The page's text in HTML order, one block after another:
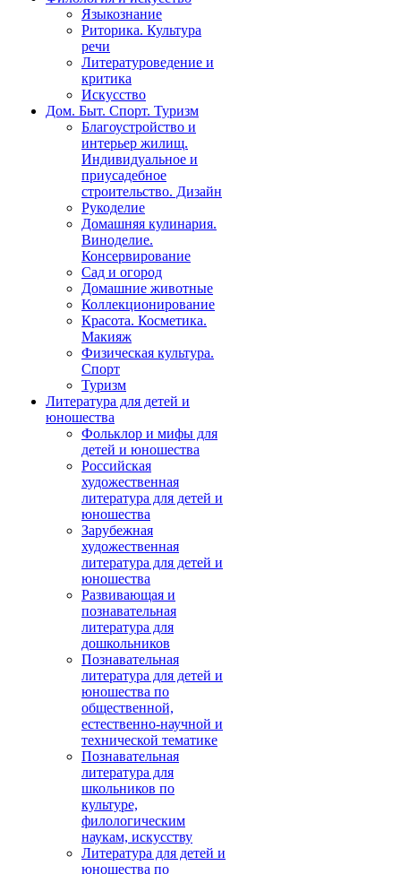
Языкознание
Риторика. Культура
речи
Литературоведение и
критика
Искусство
Дом. Быт. Спорт. Туризм
Благоустройство и
интерьер жилищ.
Индивидуальное и
приусадебное
строительство. Дизайн
Рукоделие
Домашняя кулинария.
Виноделие.
Консервирование
Сад и огород
Домашние животные
Коллекционирование
Красота. Косметика.
Макияж
Физическая культура.
Спорт
Туризм
Литература для детей и
юношества
Фольклор и мифы для
детей и юношества
Российская
художественная
литература для детей и
юношества
Зарубежная
художественная
литература для детей и
юношества
Развивающая и
познавательная
литература для
дошкольников
Познавательная
литература для детей и
юношества по
общественной,
естественно-научной и
технической тематике
Познавательная
литература для
школьников по
культуре,
филологическим
наукам, искусству
Литература для детей и
юношества по